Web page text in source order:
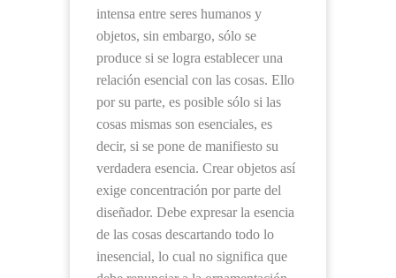
intensa entre seres humanos y
objetos, sin embargo, sólo se
produce si se logra establecer una
relación esencial con las cosas. Ello
por su parte, es posible sólo si las
cosas mismas son esenciales, es
decir, si se pone de manifiesto su
verdadera esencia. Crear objetos así
exige concentración por parte del
diseñador. Debe expresar la esencia
de las cosas descartando todo lo
inesencial, lo cual no significa que